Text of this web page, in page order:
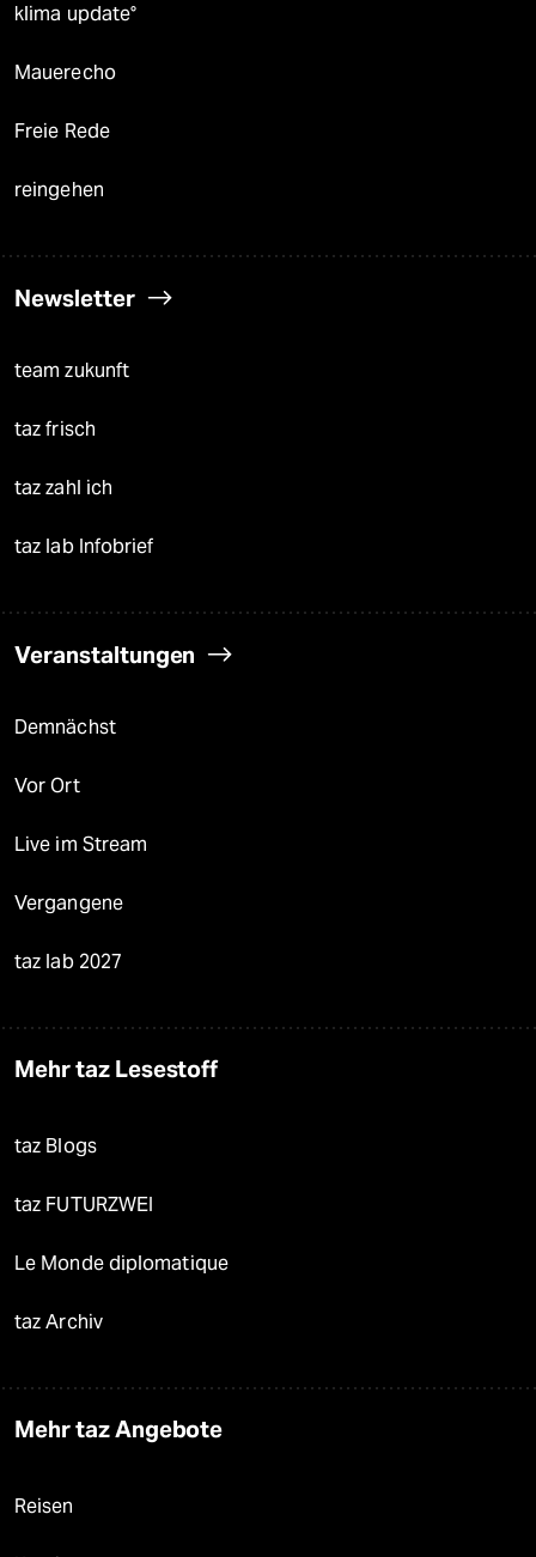
klima update°
Mauerecho
Freie Rede
reingehen
Newsletter
team zukunft
taz frisch
taz zahl ich
taz lab Infobrief
Veranstaltungen
Demnächst
Vor Ort
Live im Stream
Vergangene
taz lab 2027
Mehr taz Lesestoff
taz Blogs
taz FUTURZWEI
Le Monde diplomatique
taz Archiv
Mehr taz Angebote
Reisen